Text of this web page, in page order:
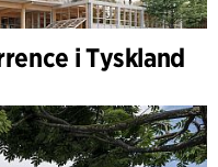
i Tyskland